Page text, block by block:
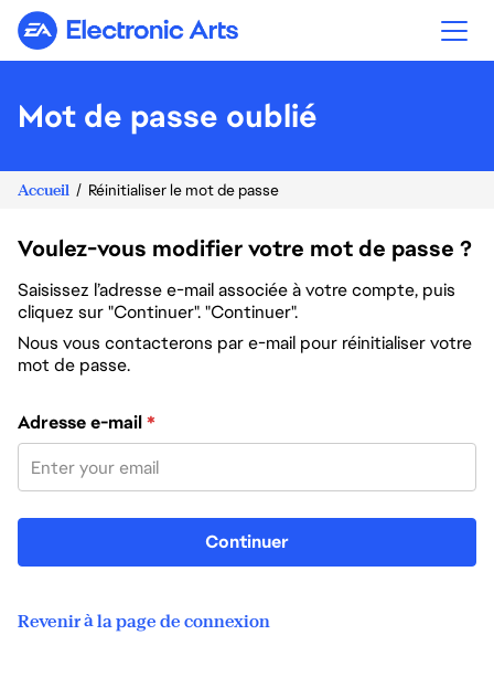
Electronic Arts
Mot de passe oublié
Accueil Réinitialiser le mot de passe
Voulez-vous modifier votre mot de passe ?
Saisissez l’adresse e-mail associée à votre compte, puis
cliquez sur "Continuer". "Continuer".
Nous vous contacterons par e-mail pour réinitialiser votre
mot de passe.
Réinitialiser le mot de passe avec votre e-mail
Adresse e-mail*
Continuer
Revenir à la page de connexion